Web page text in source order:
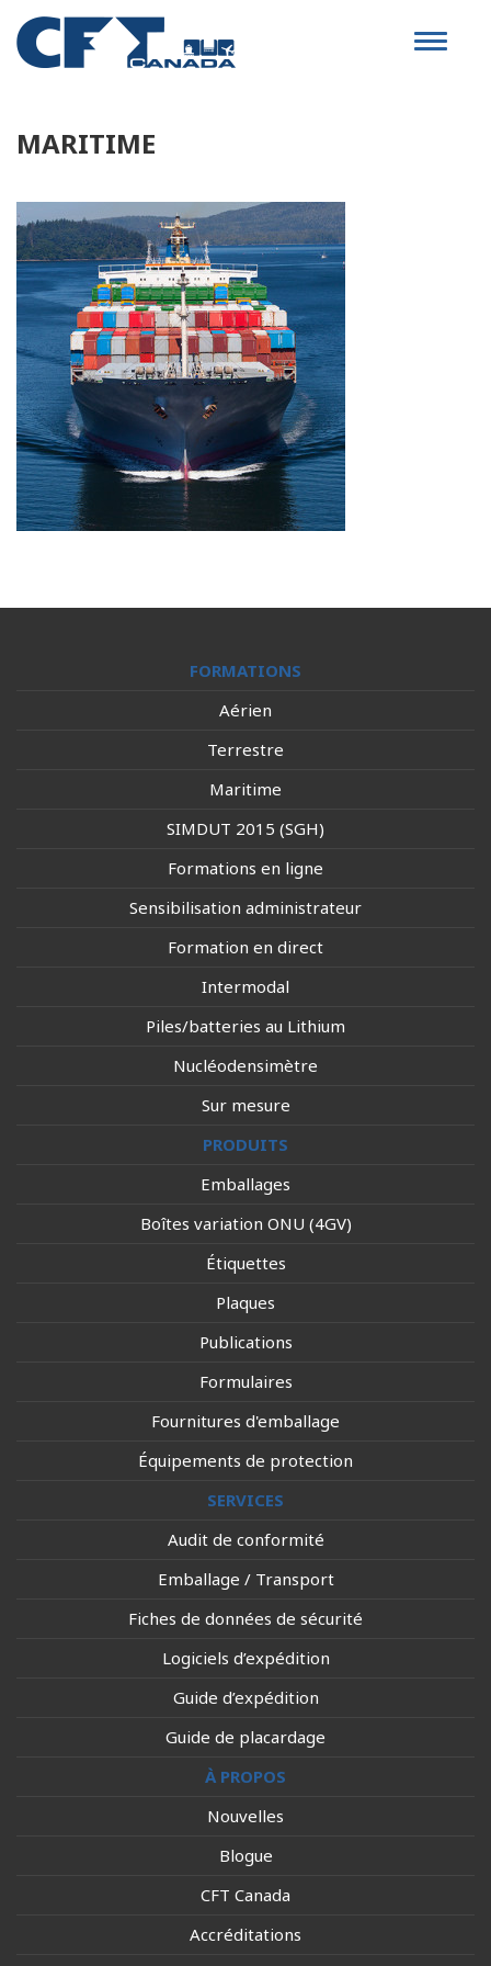
Toggle
MARITIME
FORMATIONS
Aérien
Terrestre
Maritime
SIMDUT 2015 (SGH)
Formations en ligne
Sensibilisation administrateur
Formation en direct
Intermodal
Piles/batteries au Lithium
Nucléodensimètre
Sur mesure
PRODUITS
Emballages
Boîtes variation ONU (4GV)
Étiquettes
Plaques
Publications
Formulaires
Fournitures d'emballage
Équipements de protection
SERVICES
Audit de conformité
Emballage / Transport
Fiches de données de sécurité
Logiciels d’expédition
Guide d’expédition
Guide de placardage
À PROPOS
Nouvelles
Blogue
CFT Canada
Accréditations